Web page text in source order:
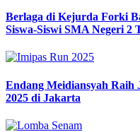
Berlaga di Kejurda Forki
Siswa-Siswi SMA Negeri 2
Endang Meidiansyah Raih
2025 di Jakarta